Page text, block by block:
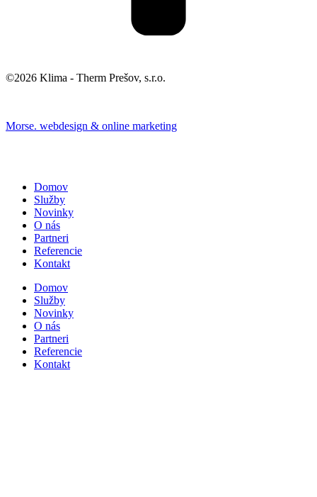
©2026 Klima - Therm Prešov, s.r.o.
Morse. webdesign & online marketing
Domov
Služby
Novinky
O nás
Partneri
Referencie
Kontakt
Domov
Služby
Novinky
O nás
Partneri
Referencie
Kontakt